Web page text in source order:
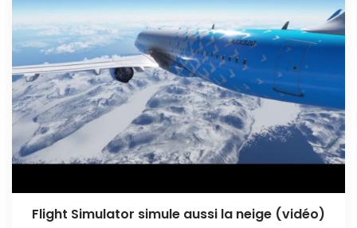
Flight Simulator simule aussi la neige (vidéo)